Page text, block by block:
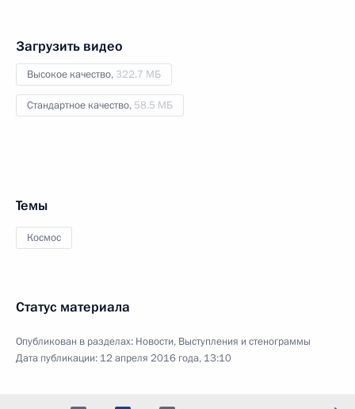
Загрузить видео
Высокое качество, 322.7 МБ
Стандартное качество, 58.5 МБ
Темы
Космос
Статус материала
Опубликован в разделах: Новости, Выступления и стенограммы
Дата публикации: 12 апреля 2016 года, 13:10